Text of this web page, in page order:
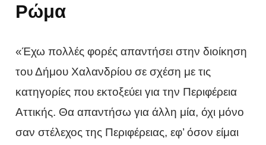
Ρώμα
«Έχω πολλές φορές απαντήσει στην διοίκηση
του Δήμου Χαλανδρίου σε σχέση με τις
κατηγορίες που εκτοξεύει για την Περιφέρεια
Αττικής. Θα απαντήσω για άλλη μία, όχι μόνο
σαν στέλεχος της Περιφέρειας, εφ’ όσον είμαι